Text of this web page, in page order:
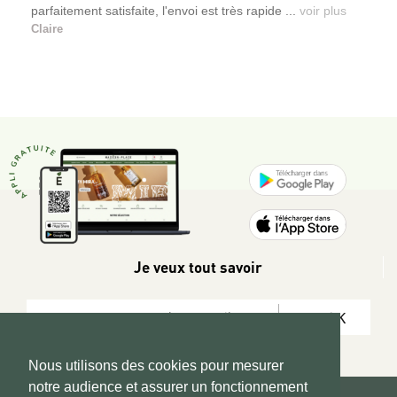
Nous utilisons des cookies pour mesurer
notre audience et assurer un fonctionnement
certifié Gots et Oeko-tex, gigoteuse bébé en coton bio,
mousseline bio certifié Gots et Oeko-tex, doudou en bambou
bio, doudou en pivoine, doudou en coton bio velours certifié
Oeko-tex…
parfaitement satisfaite, l'envoi est très rapide ... voir plus
Claire
Je veux tout savoir
OK